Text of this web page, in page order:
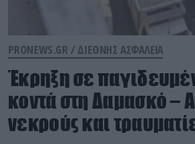
PRONEWS.GR / ΔΙΕΘΝΗΣ ΑΣΦΑΛΕΙΑ
Έκρηξη σε
κοντά στη Δαμασκό –
νεκρούς και